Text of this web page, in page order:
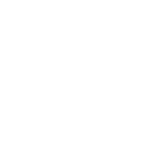
пациентов